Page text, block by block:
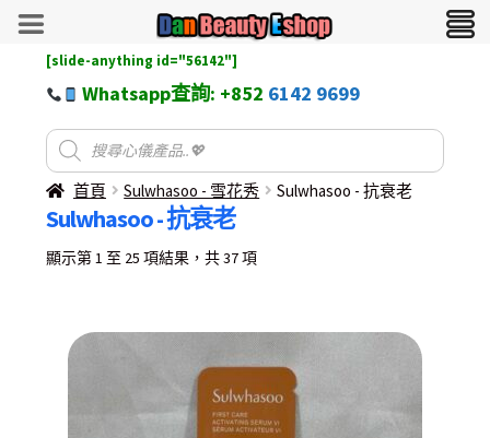
[slide-anything id="56142"]
Whatsapp查詢: +852 6142 9699
首頁 Sulwhasoo - 雪花秀 Sulwhasoo - 抗衰老
Sulwhasoo - 抗衰老
顯示第 1 至 25 項結果，共 37 項Sorted